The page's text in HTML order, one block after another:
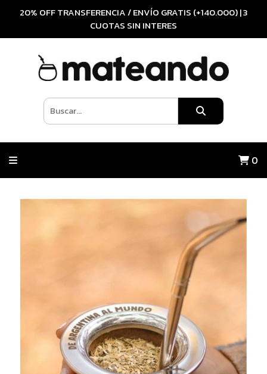
20% OFF TRANSFERENCIA / ENVÍO GRATIS (+140.000) | 3
CUOTAS SIN INTERES
0